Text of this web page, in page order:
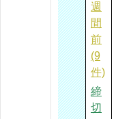
週
間
前
(9
件)
締
切